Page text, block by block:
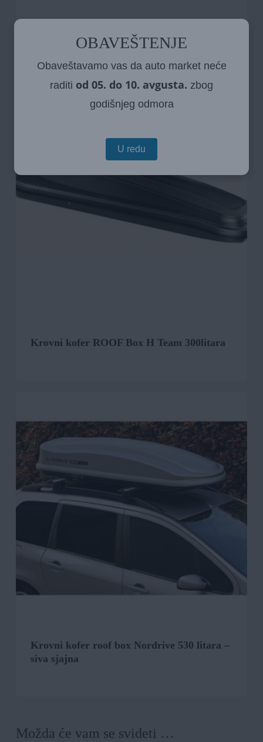
crna black sjajna
Krovni kofer ROOF Box H Team 300litara
Krovni kofer roof box Nordrive 530 litara –
siva sjajna
Možda će vam se svideti …
OBAVEŠTENJE
Obaveštavamo vas da auto market neće
raditi od 05. do 10. avgusta. zbog
godišnjeg odmora
U redu